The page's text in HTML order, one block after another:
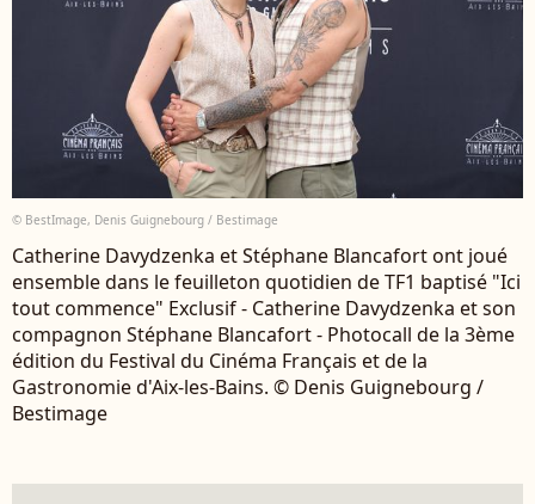
© BestImage, Denis Guignebourg / Bestimage
Catherine Davydzenka et Stéphane Blancafort ont joué
ensemble dans le feuilleton quotidien de TF1 baptisé "Ici
tout commence" Exclusif - Catherine Davydzenka et son
compagnon Stéphane Blancafort - Photocall de la 3ème
édition du Festival du Cinéma Français et de la
Gastronomie d'Aix-les-Bains. © Denis Guignebourg /
Bestimage